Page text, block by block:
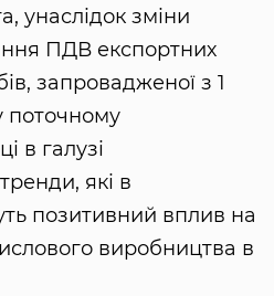
унаслідок зміни
ПДВ експортних
запровадженої з 1
поточному
в галузі
які в
позитивний вплив на
виробництва в